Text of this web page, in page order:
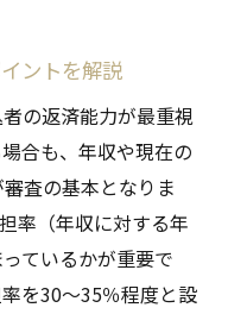
ントを解説
の返済能力が最重視
合も、年収や現在の
査の基本となりま
率（年収に対する年
ているかが重要で
を30～35％程度と設